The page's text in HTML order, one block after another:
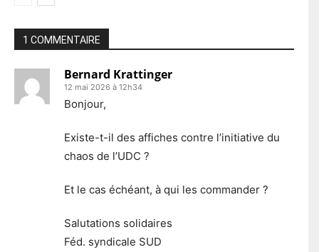
1 COMMENTAIRE
Bernard Krattinger
12 mai 2026 à 12h34
Bonjour,
Existe-t-il des affiches contre l’initiative du
chaos de l’UDC ?
Et le cas échéant, à qui les commander ?
Salutations solidaires
Féd. syndicale SUD